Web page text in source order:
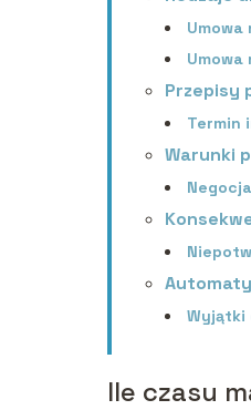
Umowa
Przepisy
Termin
Warunki
Wyjątki
Ile czasu